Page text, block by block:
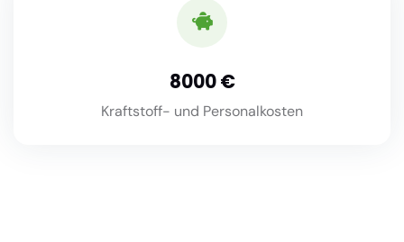
8000
Kraftstoff- und Personalkosten